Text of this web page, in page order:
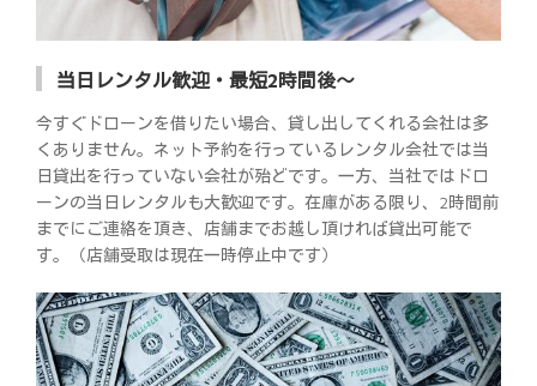
当日レンタル歓迎・最短2時間後～
今すぐドローンを借りたい場合、貸し出してくれる会社は多
くありません。ネット予約を行っているレンタル会社では当
日貸出を行っていない会社が殆どです。一方、当社ではドロ
ーンの当日レンタルも大歓迎です。在庫がある限り、2時間前
までにご連絡を頂き、店舗までお越し頂ければ貸出可能で
す。（店舗受取は現在一時停止中です）